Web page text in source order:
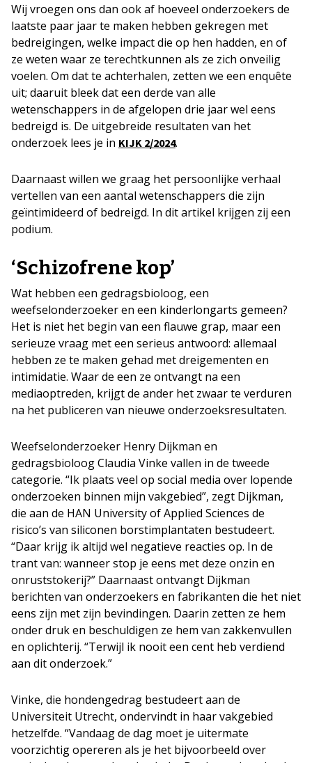
Wij vroegen ons dan ook af hoeveel onderzoekers de
laatste paar jaar te maken hebben gekregen met
bedreigingen, welke impact die op hen hadden, en of
ze weten waar ze terechtkunnen als ze zich onveilig
voelen. Om dat te achterhalen, zetten we een enquête
uit; daaruit bleek dat een derde van alle
wetenschappers in de afgelopen drie jaar wel eens
bedreigd is. De uitgebreide resultaten van het
onderzoek lees je in KIJK 2/2024.
Daarnaast willen we graag het persoonlijke verhaal
vertellen van een aantal wetenschappers die zijn
geïntimideerd of bedreigd. In dit artikel krijgen zij een
podium.
‘Schizofrene kop’
Wat hebben een gedragsbioloog, een
weefselonderzoeker en een kinderlongarts gemeen?
Het is niet het begin van een flauwe grap, maar een
serieuze vraag met een serieus antwoord: allemaal
hebben ze te maken gehad met dreigementen en
intimidatie. Waar de een ze ontvangt na een
mediaoptreden, krijgt de ander het zwaar te verduren
na het publiceren van nieuwe onderzoeksresultaten.
Weefselonderzoeker Henry Dijkman en
gedragsbioloog Claudia Vinke vallen in de tweede
categorie. “Ik plaats veel op social media over lopende
onderzoeken binnen mijn vakgebied”, zegt Dijkman,
die aan de HAN University of Applied Sciences de
risico’s van siliconen borstimplantaten bestudeert.
“Daar krijg ik altijd wel negatieve reacties op. In de
trant van: wanneer stop je eens met deze onzin en
onruststokerij?” Daarnaast ontvangt Dijkman
berichten van onderzoekers en fabrikanten die het niet
eens zijn met zijn bevindingen. Daarin zetten ze hem
onder druk en beschuldigen ze hem van zakkenvullen
en oplichterij. “Terwijl ik nooit een cent heb verdiend
aan dit onderzoek.”
Vinke, die hondengedrag bestudeert aan de
Universiteit Utrecht, ondervindt in haar vakgebied
hetzelfde. “Vandaag de dag moet je uitermate
voorzichtig opereren als je het bijvoorbeeld over